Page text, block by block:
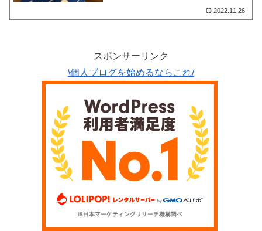
2022.11.26
スポンサーリンク
\個人ブログを始めるならこれ/